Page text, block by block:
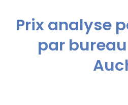
Prix analyse
par